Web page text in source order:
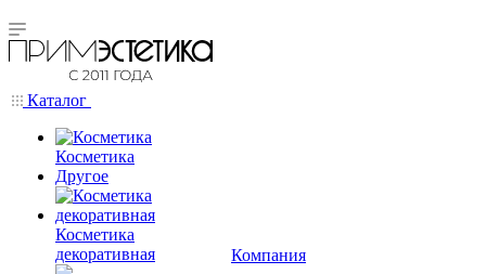
Каталог
Косметика
Другое
Косметика
декоративная
Компания